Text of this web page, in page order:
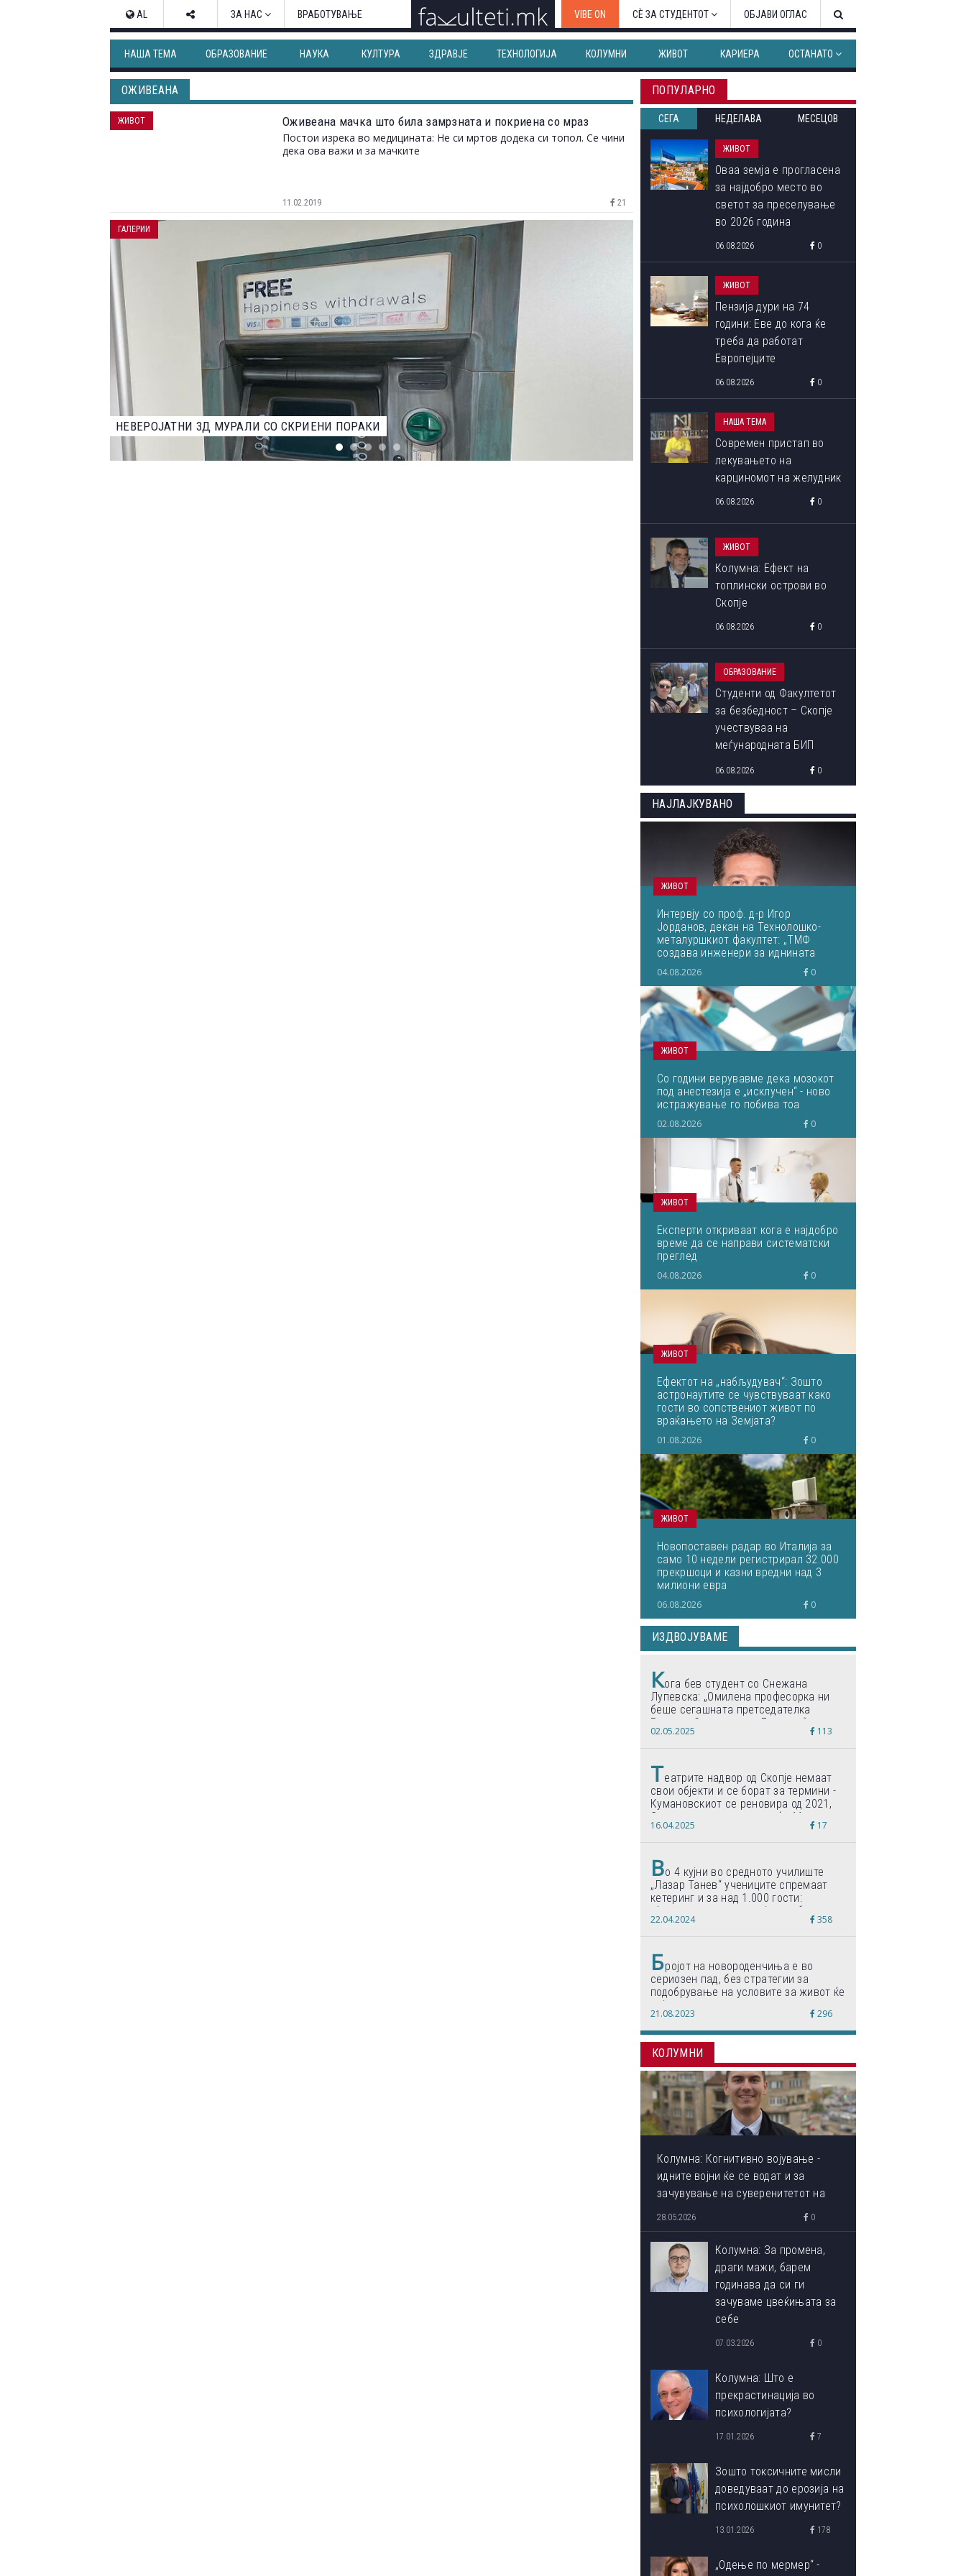
AL ЗА НАС ВРАБОТУВАЊЕ VIBE ON СЀ ЗА СТУДЕНТОТ ОБЈАВИ ОГЛАС
НАША ТЕМА ОБРАЗОВАНИЕ НАУКА КУЛТУРА ЗДРАВЈЕ ТЕХНОЛОГИЈА КОЛУМНИ ЖИВОТ КАРИЕРА ОСТАНАТО
ОЖИВЕАНА
Оживеана мачка што била замрзната и покриена со мраз
Постои изрека во медицината: Не си мртов додека си топол. Се чини
дека ова важи и за мачките
11.02.2019 21
ЖИВОТ
НАЈДОБРИТЕ ФОТОГРАФИИ ОД НАТПРЕВАРОТ ЗА НАЈДОБАР ФОТОГРАФ НА ДИВИОТ СВЕТ НА
2023 ГОДИНА
ФОТОГРАФИЈА ОД ПРИРОДАТА ЗА 2023 ГОДИНА
ГАЛЕРИИ
ПОПУЛАРНО
СЕГА НЕДЕЛАВА МЕСЕЦОВ
ЖИВОТ
Оваа земја е прогласена
за најдобро место во
светот за преселување
во 2026 година
06.08.2026 0
ЖИВОТ
Пензија дури на 74
години: Еве до кога ќе
треба да работат
Европејците
06.08.2026 0
НАША ТЕМА
Современ пристап во
лекувањето на
карциномот на желудник
06.08.2026 0
ЖИВОТ
Колумна: Ефект на
топлински острови во
Скопје
06.08.2026 0
ОБРАЗОВАНИЕ
Студенти од Факултетот
за безбедност – Скопје
учествуваа на
меѓународната БИП
06.08.2026 0
НАЈЛАЈКУВАНО
ЖИВОТ
Интервју со проф. д-р Игор
Јорданов, декан на Технолошко-
металуршкиот факултет: „ТМФ
создава инженери за иднината
преку нов развоен циклус!“
04.08.2026 0
ЖИВОТ
Со години верувавме дека мозокот
под анестезија е „исклучен“ - ново
истражување го побива тоа
02.08.2026 0
ЖИВОТ
Експерти откриваат кога е најдобро
време да се направи систематски
преглед
04.08.2026 0
ЖИВОТ
Ефектот на „набљудувач“: Зошто
астронаутите се чувствуваат како
гости во сопствениот живот по
враќањето на Земјата?
01.08.2026 0
ЖИВОТ
Новопоставен радар во Италија за
само 10 недели регистрирал 32.000
прекршоци и казни вредни над 3
милиони евра
06.08.2026 0
ИЗДВОЈУВАМЕ
Кога бев студент со Снежана
Лупевска: „Омилена професорка ни
беше сегашната претседателка
Гордана Сиљановска-Давкова“
02.05.2025 113
Театрите надвор од Скопје немаат
свои објекти и се борат за термини -
Кумановскиот се реновира од 2021,
Струмичкиот се гради веќе 11 години
16.04.2025 17
Во 4 кујни во средното училиште
„Лазар Танев“ учениците спремаат
кетеринг и за над 1.000 гости:
„Формиравме компанија и работиме
по светски стандарди“
22.04.2024 358
Бројот на новороденчиња е во
сериозен пад, без стратегии за
подобрување на условите за живот ќе
дојде до затворање на училишта,
предупредуваат експертите
21.08.2023 296
КОЛУМНИ
Колумна: Когнитивно војување -
идните војни ќе се водат и за
зачувување на суверенитетот на
сопствениот ум
28.05.2026 0
Колумна: За промена,
драги мажи, барем
годинава да си ги
зачуваме цвеќињата за
себе
07.03.2026 0
Колумна: Што е
прекрастинација во
психологијата?
17.01.2026 7
Зошто токсичните мисли
доведуваат до ерозија на
психолошкиот имунитет?
13.01.2026 178
„Одење по мермер“ -